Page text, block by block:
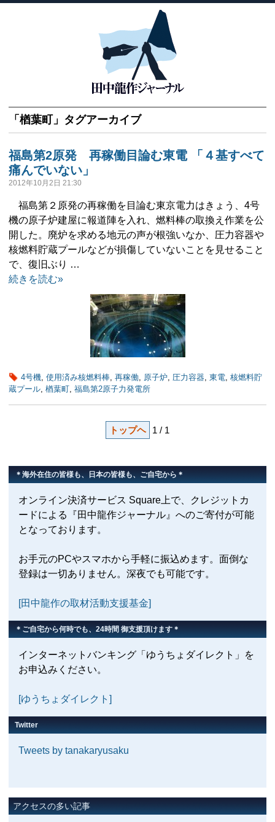
「 楢葉町 」タグアーカイブ
福島第2原発 再稼働目論む東電 「４基すべて
痛んでいない」
2012年10月2日 21:30
福島第２原発の再稼働を目論む東京電力はきょう、4号
機の原子炉建屋に報道陣を入れ、燃料棒の取換え作業を公
開した。廃炉を求める地元の声が根強いなか、圧力容器や
核燃料貯蔵プールなどが損傷していないことを見せること
で、復旧ぶり …
続きを読む»
4号機, 使用済み核燃料棒, 再稼働, 原子炉, 圧力容器, 東電, 核燃料貯
蔵プール, 楢葉町, 福島第2原子力発電所
トップヘ 1 / 1
＊海外在住の皆様も、日本の皆様も、ご自宅から＊
オンライン決済サービス Square上で、クレジットカ
ードによる『田中龍作ジャーナル』へのご寄付が可能
となっております。
お手元のPCやスマホから手軽に振込めます。面倒な
登録は一切ありません。深夜でも可能です。
[田中龍作の取材活動支援基金]
＊ご自宅から何時でも、24時間 御支援頂けます＊
インターネットバンキング「ゆうちょダイレクト」を
お申込みください。
[ゆうちょダイレクト]
Twitter
Tweets by tanakaryusaku
アクセスの多い記事